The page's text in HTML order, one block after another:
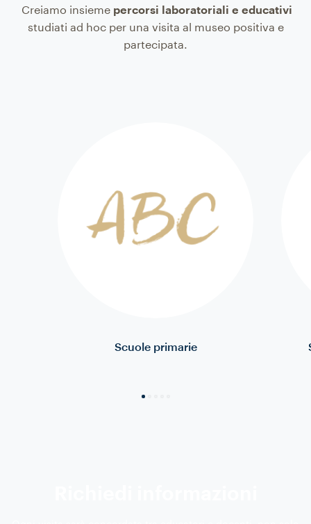
Creiamo insieme percorsi laboratoriali e educativi
studiati ad hoc per una visita al museo positiva e
partecipata.
Scuole primarie